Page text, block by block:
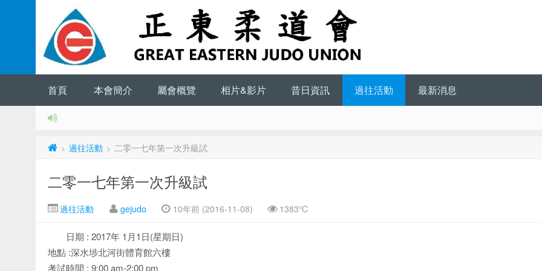
首頁 本會簡介 屬會概覽 相片&影片 昔日資訊 過往活動 最新消息
> 過往活動 > 二零一七年第一次升級試
二零一七年第一次升級試
過往活動 gejudo 10年前 (2016-11-08) 1383℃
日期 : 2017年 1月1日(星期日)
地點 :深水埗北河街體育館六樓
考試時間 : 9:00 am-2:00 pm